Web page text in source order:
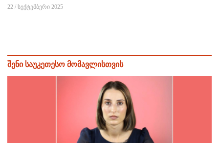
22 / სექტემბერი 2025
შენი საუკეთესო მომავლისთვის